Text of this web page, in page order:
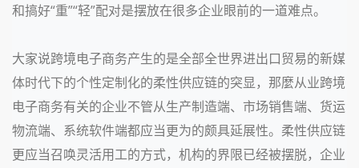
和搞好“重”“轻”配对是摆放在很多企业眼前的一道难点。
大家说跨境电子商务产生的是全部全世界进出口贸易的新媒
体时代下的个性定制化的柔性供应链的突显，那麼从业跨境
电子商务有关的企业不管从生产制造端、市场销售端、货运
物流端、系统软件端都应当更为的颇具延展性。柔性供应链
更应当召唤灵活用工的方式，机构的界限已经被摆脱，企业